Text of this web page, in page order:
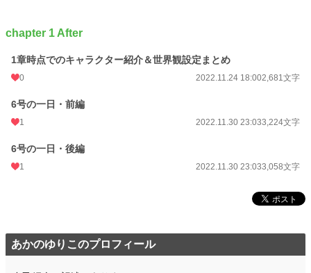
chapter 1 After
1章時点でのキャラクター紹介＆世界観設定まとめ
0 2022.11.24 18:002,681文字
6号の一日・前編
1 2022.11.30 23:033,224文字
6号の一日・後編
1 2022.11.30 23:033,058文字
あかのゆりこのプロフィール